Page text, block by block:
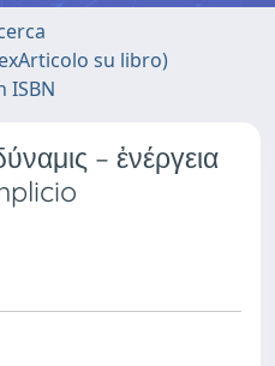
su libro)
ISBN
– ἐνέργεια